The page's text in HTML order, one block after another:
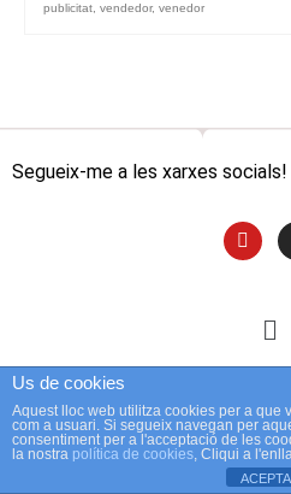
publicitat, vendedor, venedor
Segueix-me a les xarxes socials!
Us de cookies
Aquest lloc web utilitza cookies per a que
com a usuari. Si segueix navegan per
consentiment per a l'acceptació de les
la nostra política de cookies , Cliqui a